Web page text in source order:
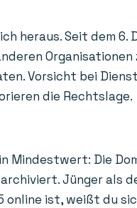
heraus. Seit dem 6.
Organisationen
Vorsicht bei
die Rechtslage.
Mindestwert: Die
Jünger als
ist, weißt du